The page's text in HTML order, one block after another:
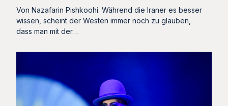
Von Nazafarin Pishkoohi. Während die Iraner es besser
wissen, scheint der Westen immer noch zu glauben,
dass man mit der…